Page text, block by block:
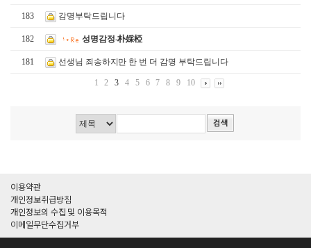
183 감명부탁드립니다
182 성명감정-朴婇椏
181 선생님 죄송하지만 한 번 더 감명 부탁드립니다
1 2 3 4 5 6 7 8 9 10
이용약관
개인정보취급방침
개인정보의 수집 및 이용목적
이메일무단수집거부